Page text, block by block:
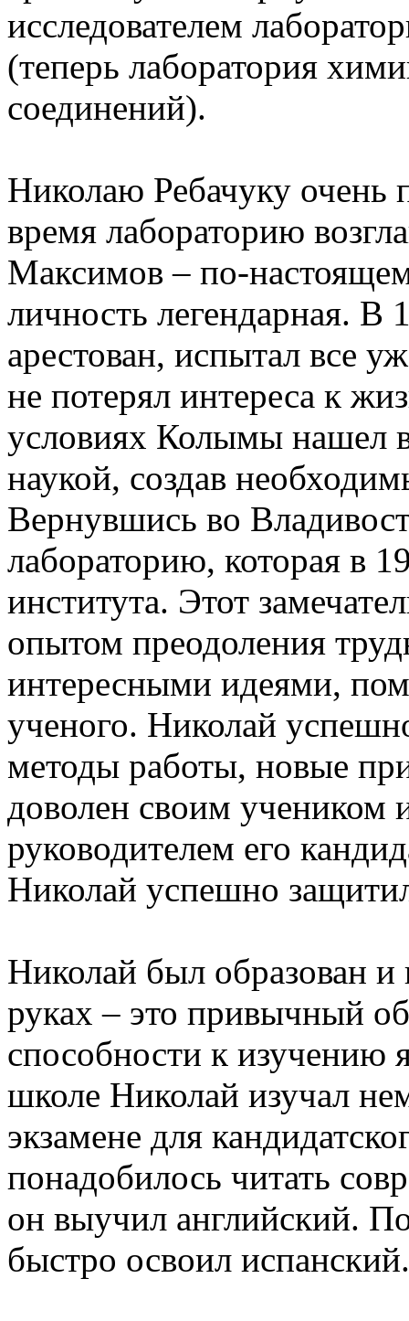
исследователем
(теперь лаборатория
соединений).
Николаю Ребачуку очень
время лабораторию
Максимов – по-
личность легендарная. В
арестован, испытал все
не потерял интереса к
условиях Колымы нашел
наукой, создав
Вернувшись во
лабораторию, которая в
института. Этот
опытом преодоления
интересными идеями,
ученого. Николай
методы работы, новые
доволен своим учеником
руководителем его
Николай успешно
Николай был образован и
руках – это привычный
способности к изучению
школе Николай изучал
экзамене для
понадобилось читать
он выучил английский.
быстро освоил испанский.